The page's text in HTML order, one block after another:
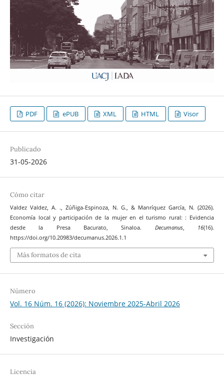
PDF ePUB XML HTML Visor
Publicado
31-05-2026
Cómo citar
Valdez Valdez, A. ., Zúñiga-Espinoza, N. G., & Manríquez García, N. (2026).
Economía local y participación de la mujer en el turismo rural: : Evidencia
desde la Presa Bacurato, Sinaloa. Decumanus, 16(16).
https://doi.org/10.20983/decumanus.2026.1.1
Más formatos de cita
Número
Vol. 16 Núm. 16 (2026): Noviembre 2025-Abril 2026
Sección
Investigación
Licencia